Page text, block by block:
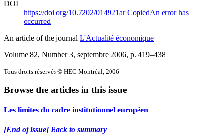
DOI
https://doi.org/10.7202/014921arCopiedAn error has
occurred
An article of the journal L'Actualité économique
Volume 82, Number 3, septembre 2006, p. 419–438
Tous droits réservés © HEC Montréal, 2006
Browse the articles in this issue
Les limites du cadre institutionnel européen
[End of issue] Back to summary